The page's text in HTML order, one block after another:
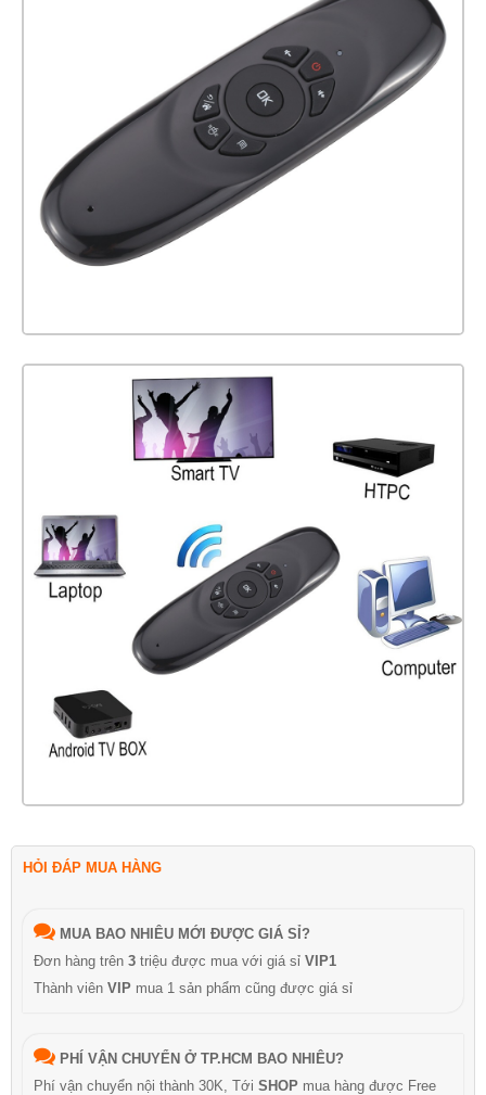
HỎI ĐÁP MUA HÀNG
MUA BAO NHIÊU MỚI ĐƯỢC GIÁ SỈ?
Đơn hàng trên 3 triệu được mua với giá sỉ VIP1
Thành viên VIP mua 1 sản phẩm cũng được giá sỉ
PHÍ VẬN CHUYỂN Ở TP.HCM BAO NHIÊU?
Phí vận chuyển nội thành 30K, Tới SHOP mua hàng được Free